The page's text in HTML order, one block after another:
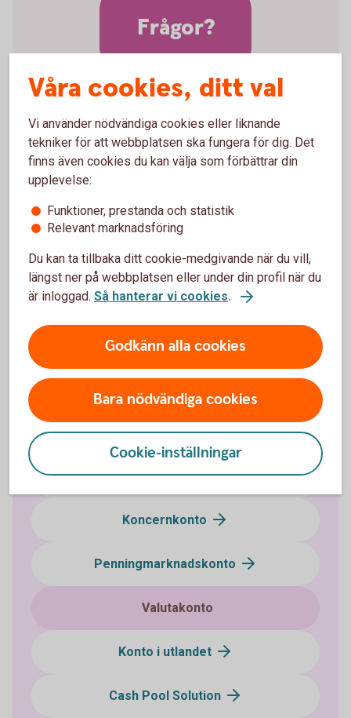
Vill ni veta mer om
valutakonto?
Välkommen att kontakta Kundservice Företag
Frågor?
Företagskonton
Bankgironummer
Klientmedelskonto
Koncernkonto
Penningmarknadskonto
Valutakonto
Konto i utlandet
Cash Pool Solution
Våra cookies, ditt val
Vi använder nödvändiga cookies eller liknande
tekniker för att webbplatsen ska fungera för dig. Det
finns även cookies du kan välja som förbättrar din
upplevelse:
Funktioner, prestanda och statistik
Relevant marknadsföring
Du kan ta tillbaka ditt cookie-medgivande när du vill,
längst ner på webbplatsen eller under din profil när du
är inloggad. Så hanterar vi cookies.
Godkänn alla cookies
Bara nödvändiga cookies
Cookie-inställningar